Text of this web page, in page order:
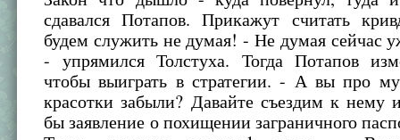
сдавался Потапов. Прикажут считать
будем служить не думая! - Не думая сейчас
- упрямился Толстуха. Тогда Потапов
чтобы выиграть в стратегии. - А вы про
красотки забыли? Давайте съездим к нему
бы заявление о похищении заграничного